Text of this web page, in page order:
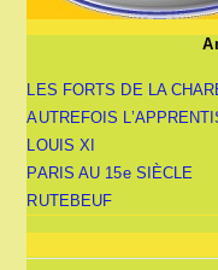
LES FORTS DE LA
AUTREFOIS
LOUIS XI
PARIS AU 15e SIÈCLE
RUTEBEUF